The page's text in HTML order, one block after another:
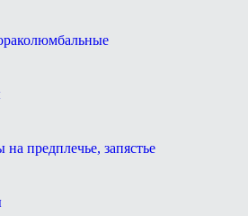
предплечье, запястье